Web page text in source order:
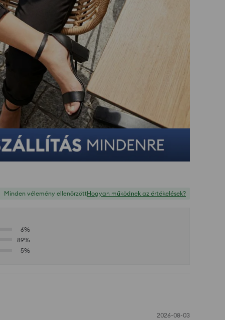
Minden vélemény ellenőrzöttHogyan működnek az értékelések?
6%
89%
5%
2026-08-03